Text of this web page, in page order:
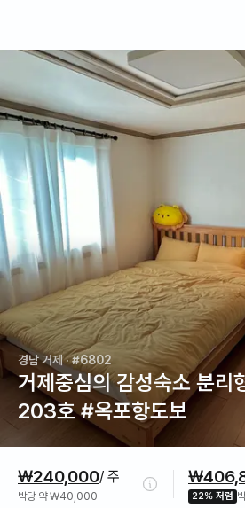
경남 거제· #6802
거제중심의 감성숙소 분리
203호 #옥포항도보
₩240,000/ 주
박당 약 ₩40,000 22% 저렴